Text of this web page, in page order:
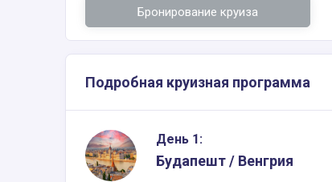
Бронирование круиза
Подробная круизная программа
День 1:
Будапешт / Венгрия